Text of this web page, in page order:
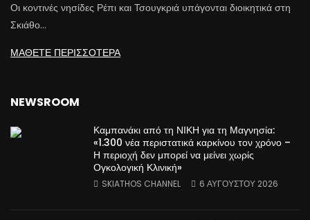
Οι κοντινές νησίδες Ρέπι και Τσουγκριά υπάγονται διοικητικά στη
Σκιάθο…
ΜΑΘΕΤΕ ΠΕΡΙΣΣΟΤΕΡΑ
NEWSROOM
Καμπανάκι από τη ΝΙΚΗ για τη Μαγνησία:
«1.300 νέα περιστατικά καρκίνου τον χρόνο –
Η περιοχή δεν μπορεί να μείνει χωρίς
Ογκολογική Κλινική»
SKIATHOS CHANNEL 6 ΑΥΓΟΎΣΤΟΥ 2026